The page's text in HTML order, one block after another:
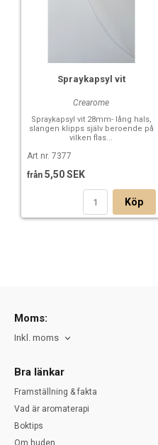
Spraykapsyl vit
Crearome
Spraykapsyl vit 28mm- lång hals,
slangen klipps själv beroende på
vilken flas...
Art nr. 7377
från 5,50 SEK
Köp
Moms:
Inkl. moms
Bra länkar
Framställning & fakta
Vad är aromaterapi
Boktips
Om huden